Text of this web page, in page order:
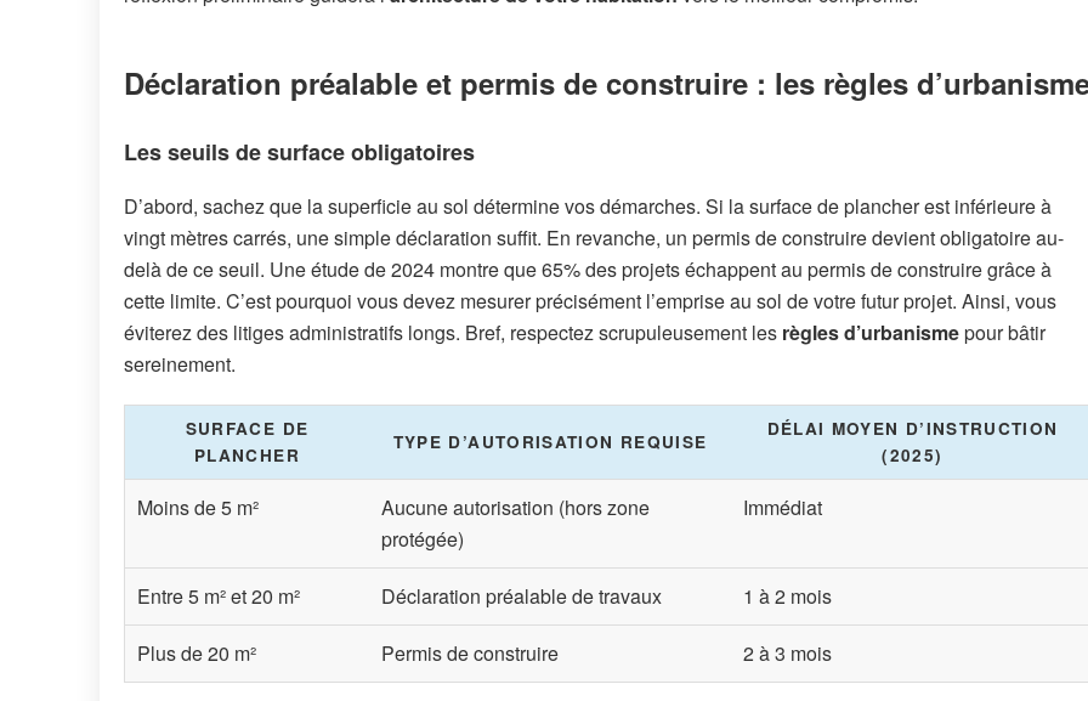
Déclaration préalable et permis de construire : les règles
Les seuils de surface obligatoires
D’abord, sachez que la superficie au sol détermine vos démarches. Si la surface de plancher est inférieure à
vingt mètres carrés, une simple déclaration suffit. En revanche, un permis de construire devient obligatoire au-
delà de ce seuil. Une étude de 2024 montre que 65% des projets échappent au permis de construire grâce à
cette limite. C’est pourquoi vous devez mesurer précisément l’emprise au sol de votre futur projet. Ainsi, vous
éviterez des litiges administratifs longs. Bref, respectez scrupuleusement les règles d’urbanismepour bâtir
sereinement.
SURFACE DE
PLANCHER
TYPE D’AUTORISATION REQUISE
DÉLAI MOYEN D’INSTRUCTION
(2025)
Moins de 5 m²
Aucune autorisation (hors zone
protégée)
Immédiat
Entre 5 m² et 20 m² Déclaration préalable de travaux 1 à 2 mois
Plus de 20 m² Permis de construire 2 à 3 mois